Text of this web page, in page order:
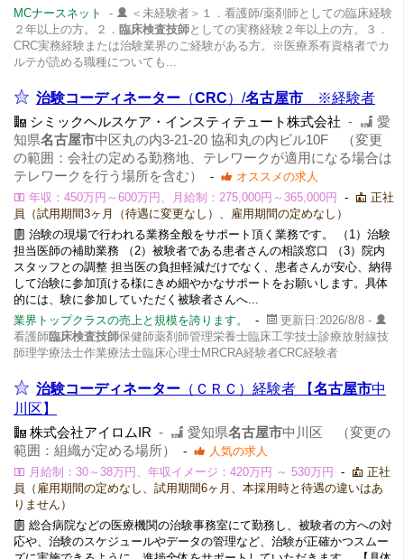
MCナースネット
-
＜未経験者＞１．看護師/薬剤師としての臨床経験
２年以上の方。２． 臨床検査技師としての実務経験２年以上の方。３．
CRC実務経験または治験業界のご経験がある方。※医療系有資格者でカ
ルテが読める職種についても...
治験コーディネーター （CRC）/名古屋市 ※経験者
シミックヘルスケア・インスティテュート株式会社 -
愛
知県名古屋市中区丸の内3-21-20 協和丸の内ビル10F （変更
の範囲：会社の定める勤務地、テレワークが適用になる場合は
テレワークを行う場所を含む）
-
オススメの求人
年収：450万円～600万円、月給制：275,000円～365,000円
-
正社
員（試用期間3ヶ月（待遇に変更なし）、雇用期間の定めなし）
治験の現場で行われる業務全般をサポート頂く業務です。 （1）治験
担当医師の補助業務 （2）被験者である患者さんの相談窓口 （3）院内
スタッフとの調整 担当医の負担軽減だけでなく、患者さんが安心、納得
して治験に参加頂ける様にきめ細やかなサポートをお願いします。具体
的には、験に参加していただく被験者さんへ...
業界トップクラスの売上と規模を誇ります。
-
更新日:2026/8/8 -
看護師 臨床検査技師保健師薬剤師管理栄養士臨床工学技士診療放射線技
師理学療法士作業療法士臨床心理士MRCRA経験者CRC経験者
治験コーディネーター （ＣＲＣ）経験者 【名古屋市中
川区】
株式会社アイロムIR - 愛知県名古屋市中川区 （変更の
範囲：組織が定める場所）
-
人気の求人
月給制：30～38万円、年収イメージ：420万円 ～ 530万円
-
正社
員（雇用期間の定めなし、試用期間6ヶ月、本採用時と待遇の違いはあ
りません）
総合病院などの医療機関の治験事務室にて勤務し、被験者の方への対
応や、治験のスケジュールやデータの管理など、治験が正確かつスムー